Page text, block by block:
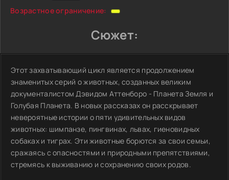
Возрастное ограничение:
Сюжет:
Этот захватывающий цикл является продолжением
знаменитых серий о животных, созданных великим
документалистом Дэвидом Аттенборо - Планета Земля и
Голубая Планета. В новых рассказах он расскрывает
невероятные истории о пяти удивительных видов
животных: шимпанзе, пингвинах, львах, гиеновидных
собаках и тиграх. Эти животные борются за свои семьи,
сражаясь с опасностями и природными препятствиями,
стремясь к выживанию и сохранению своих родов.